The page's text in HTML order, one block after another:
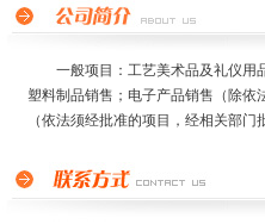
一般项目：工艺美术品及礼仪用品
塑料制品销售；电子产品销售（除依
（依法须经批准的项目，经相关部